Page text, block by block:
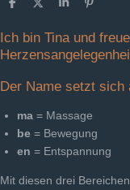
T
l
e
T
l
e
T
l
e
n
P
i
t
Ich bin Tina und
Der Name setzt sich
ma = Massage
be = Bewegung
en = Entspannung
Mit diesen drei